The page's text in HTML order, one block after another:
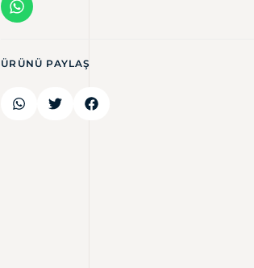
ÜRÜNÜ PAYLAŞ